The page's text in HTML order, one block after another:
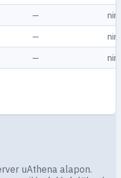
—
—
—
uAthena alapon.